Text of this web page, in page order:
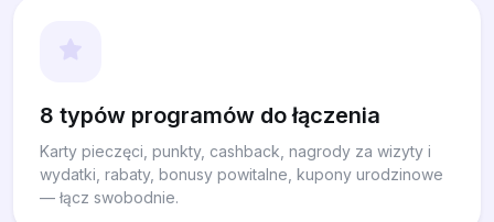
8 typów programów do łączenia
Karty pieczęci, punkty, cashback, nagrody za wizyty i
wydatki, rabaty, bonusy powitalne, kupony urodzinowe
— łącz swobodnie.